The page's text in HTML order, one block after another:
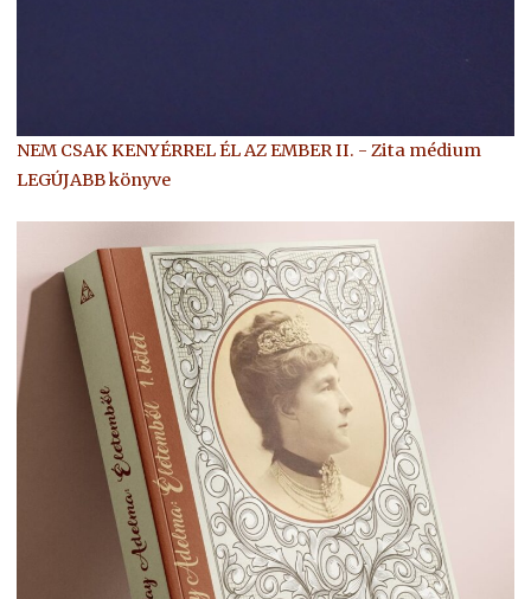
NEM CSAK KENYÉRREL ÉL AZ EMBER II. - Zita médium
LEGÚJABB könyve